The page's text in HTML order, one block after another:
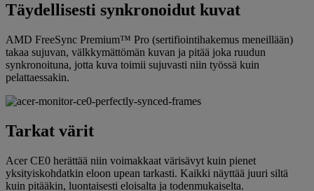
Täydellisesti synkronoidut kuvat
AMD FreeSync Premium™ Pro (sertifiointihakemus meneillään)
takaa sujuvan, välkkymättömän kuvan ja pitää joka ruudun
synkronoituna, jotta kuva toimii sujuvasti niin työssä kuin
pelattaessakin.
Tarkat värit
Acer CE0 herättää niin voimakkaat värisävyt kuin pienet
yksityiskohdatkin eloon upean tarkasti. Kaikki näyttää juuri siltä
kuin pitääkin, luontaisesti eloisalta ja todenmukaiselta.